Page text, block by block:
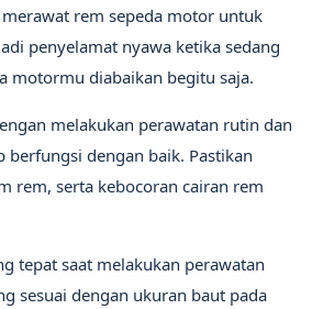
rem sepeda motor untuk
penyelamat nyawa ketika sedang
motormu diabaikan begitu saja.
melakukan perawatan rutin dan
berfungsi dengan baik. Pastikan
rem, serta kebocoran cairan rem
tepat saat melakukan perawatan
sesuai dengan ukuran baut pada